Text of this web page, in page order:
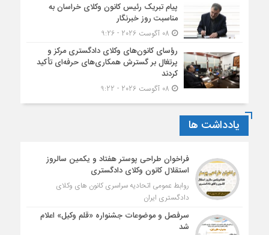
پیام تبریک رئیس کانون وکلای خراسان به
مناسبت روز خبرنگار
رؤسای کانون‌های وکلای دادگستری مرکز و
پرتغال بر گسترش همکاری‌های حرفه‌ای تأکید
کردند
یادداشت ها
فراخوان طراحی پوستر هفتاد و یکمین سالروز
استقلال کانون وکلای دادگستری
روابط عمومی اتحادیه سراسری کانون های وکلای
دادگستری ایران
سرفصل و موضوعات جشنواره «قلم وکیل» اعلام
شد